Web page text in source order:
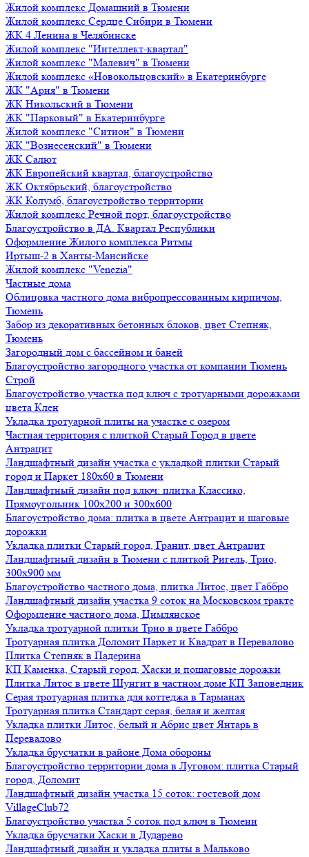
Жилой комплекс Домашний в Тюмени
Жилой комплекс Сердце Сибири в Тюмени
ЖК 4 Ленина в Челябинске
Жилой комплекс "Интеллект-квартал"
Жилой комплекс "Малевич" в Тюмени
Жилой комплекс «Новокольцовский» в Екатеринбурге
ЖК "Ария" в Тюмени
ЖК Никольский в Тюмени
ЖК "Парковый" в Екатеринбурге
Жилой комплекс "Ситион" в Тюмени
ЖК "Вознесенский" в Тюмени
ЖК Салют
ЖК Европейский квартал, благоустройство
ЖК Октябрьский, благоустройство
ЖК Колумб, благоустройство территории
Жилой комплекс Речной порт, благоустройство
Благоустройство в ДА. Квартал Республики
Оформление Жилого комплекса Ритмы
Иртыш-2 в Ханты-Мансийске
Жилой комплекс "Venezia"
Частные дома
Облицовка частного дома вибропрессованным кирпичом,
Тюмень
Забор из декоративных бетонных блоков, цвет Степняк,
Тюмень
Загородный дом с бассейном и баней
Благоустройство загородного участка от компании Тюмень
Строй
Благоустройство участка под ключ с тротуарными дорожками
цвета Клен
Укладка тротуарной плиты на участке с озером
Частная территория с плиткой Старый Город в цвете
Антрацит
Ландшафтный дизайн участка с укладкой плитки Старый
город и Паркет 180х60 в Тюмени
Ландшафтный дизайн под ключ: плитка Классико,
Прямоугольник 100х200 и 300х600
Благоустройство дома: плитка в цвете Антрацит и шаговые
дорожки
Укладка плитки Старый город, Гранит, цвет Антрацит
Ландшафтный дизайн в Тюмени с плиткой Ригель, Трио,
300х900 мм
Благоустройство частного дома, плитка Литос, цвет Габбро
Ландшафтный дизайн участка 9 соток на Московском тракте
Оформление частного дома, Цимлянское
Укладка тротуарной плитки Трио в цвете Габбро
Тротуарная плитка Доломит Паркет и Квадрат в Перевалово
Плитка Степняк в Падерина
КП Каменка, Старый город, Хаски и пошаговые дорожки
Плитка Литос в цвете Шунгит в частном доме КП Заповедник
Серая тротуарная плитка для коттеджа в Тарманах
Тротуарная плитка Стандарт серая, белая и желтая
Укладка плитки Литос, белый и Абрис цвет Янтарь в
Перевалово
Укладка брусчатки в районе Дома обороны
Благоустройство территории дома в Луговом: плитка Старый
город, Доломит
Ландшафтный дизайн участка 15 соток: гостевой дом
VillageClub72
Благоустройство участка 5 соток под ключ в Тюмени
Укладка брусчатки Хаски в Дударево
Ландшафтный дизайн и укладка плиты в Мальково